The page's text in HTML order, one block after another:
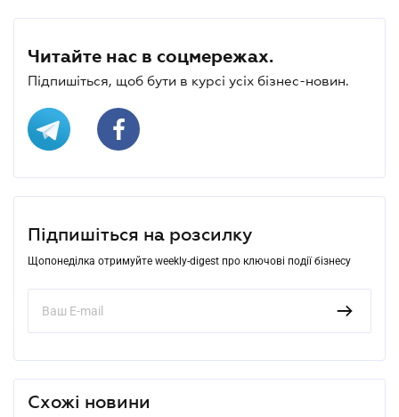
Читайте нас в соцмережах.
Підпишіться, щоб бути в курсі усіх бізнес-новин.
Підпишіться на розсилку
Щопонеділка отримуйте weekly-digest про ключові події бізнесу
Схожі новини